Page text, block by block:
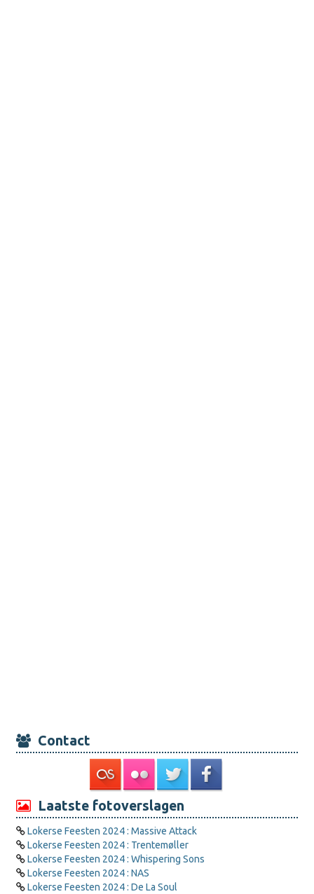
Contact
Laatste fotoverslagen
Lokerse Feesten 2024 : Massive Attack
Lokerse Feesten 2024 : Trentemøller
Lokerse Feesten 2024 : Whispering Sons
Lokerse Feesten 2024 : NAS
Lokerse Feesten 2024 : De La Soul